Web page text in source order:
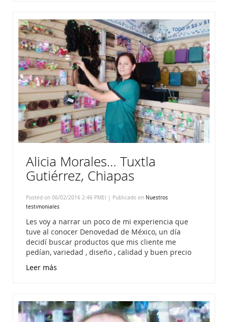
Alicia Morales… Tuxtla
Gutiérrez, Chiapas
Posted on 06/02/2016 2:46 PMEl | Publicado en Nuestros
testimoniales
Les voy a narrar un poco de mi experiencia que
tuve al conocer Denovedad de México, un día
decidí buscar productos que mis cliente me
pedían, variedad , diseño , calidad y buen precio
Leer más